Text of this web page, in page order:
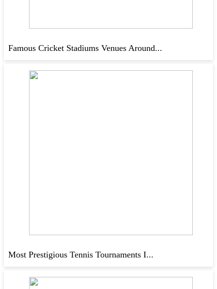
Famous Cricket Stadiums Venues Around...
Most Prestigious Tennis Tournaments I...